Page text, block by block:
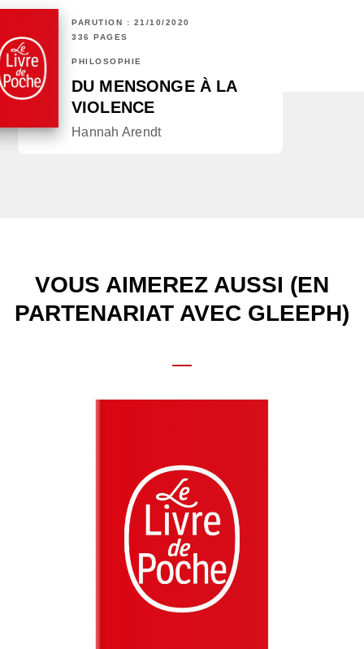
PARUTION : 21/10/2020
336 PAGES
PHILOSOPHIE
DU MENSONGE À LA
VIOLENCE
Hannah Arendt
VOUS AIMEREZ AUSSI (EN
PARTENARIAT AVEC GLEEPH)